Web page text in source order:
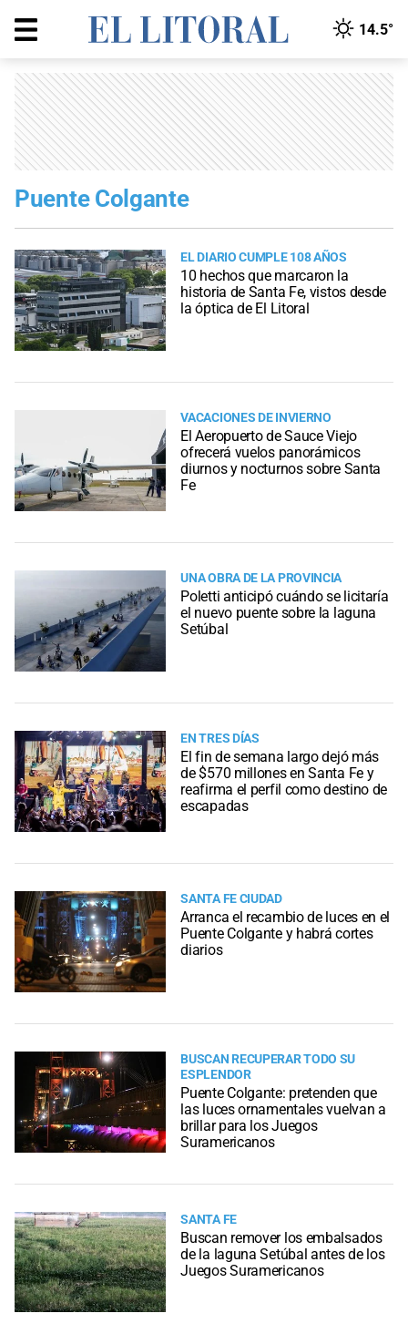
14.5°
Puente Colgante
EL DIARIO CUMPLE 108 AÑOS
10 hechos que marcaron la
historia de Santa Fe, vistos desde
la óptica de El Litoral
VACACIONES DE INVIERNO
El Aeropuerto de Sauce Viejo
ofrecerá vuelos panorámicos
diurnos y nocturnos sobre Santa
Fe
UNA OBRA DE LA PROVINCIA
Poletti anticipó cuándo se licitaría
el nuevo puente sobre la laguna
Setúbal
EN TRES DÍAS
El fin de semana largo dejó más
de $570 millones en Santa Fe y
reafirma el perfil como destino de
escapadas
SANTA FE CIUDAD
Arranca el recambio de luces en el
Puente Colgante y habrá cortes
diarios
BUSCAN RECUPERAR TODO SU
ESPLENDOR
Puente Colgante: pretenden que
las luces ornamentales vuelvan a
brillar para los Juegos
Suramericanos
SANTA FE
Buscan remover los embalsados
de la laguna Setúbal antes de los
Juegos Suramericanos